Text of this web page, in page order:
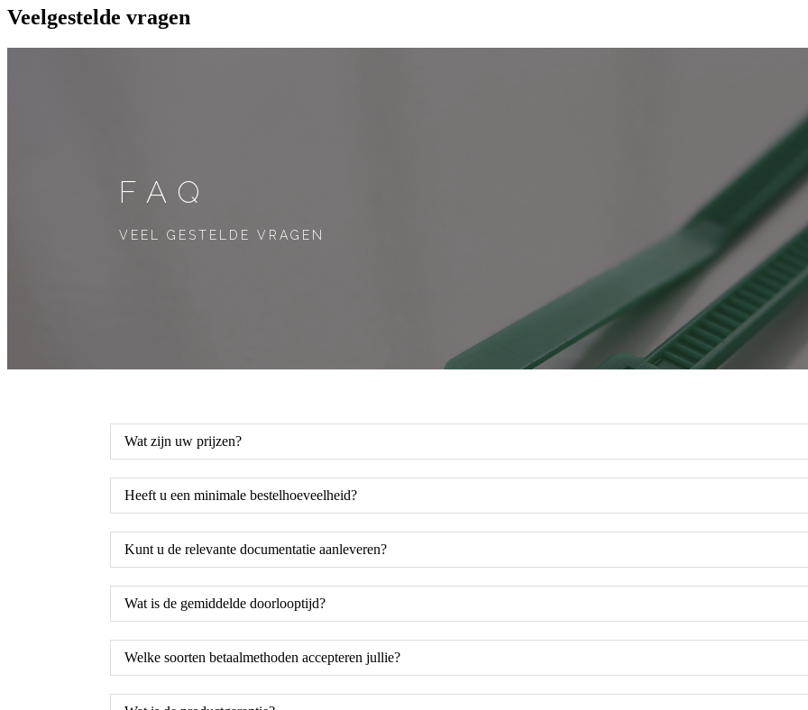
Veelgestelde vragen
FAQ
VEEL GESTELDE VRAGEN
Wat zijn uw prijzen?
Heeft u een minimale bestelhoeveelheid?
Kunt u de relevante documentatie aanleveren?
Wat is de gemiddelde doorlooptijd?
Welke soorten betaalmethoden accepteren jullie?